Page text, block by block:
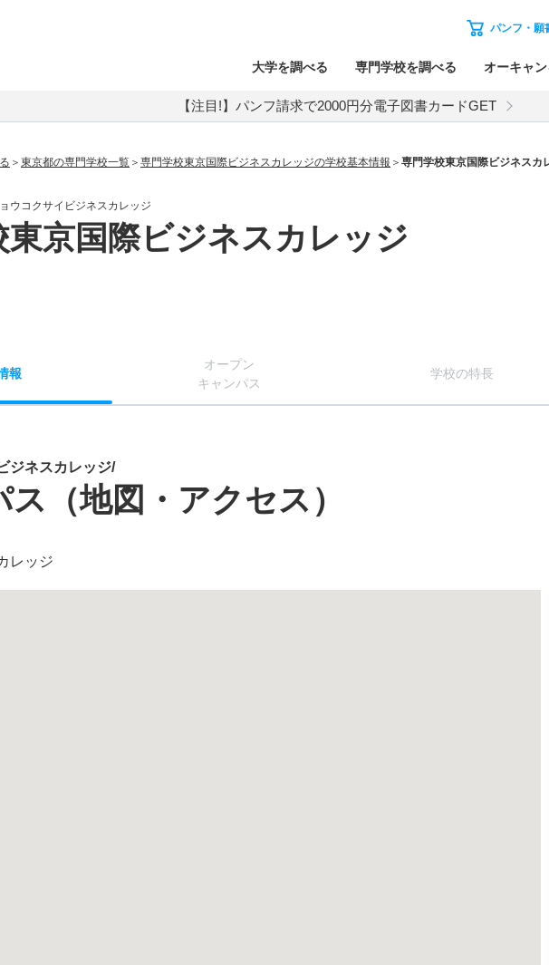
パンフ・願
大学を調べる 専門学校を調べる オーキャ
【注目!】パンフ請求で2000円分電子図書カードGET
東京都の専門学校一覧 専門学校東京国際ビジネスカレッジの学校基本情報 専門学校東京国際ビジネスカ
ウコクサイビジネスカレッジ
東京国際ビジネスカレッジ
報
オープン
キャンパス
学校の特長
ジネスカレッジ/
（地図・アクセス）
レッジ